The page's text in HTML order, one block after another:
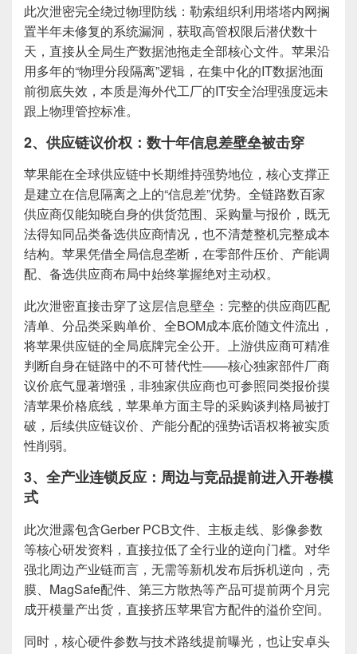
此次泄密完全绕过物理防线：勒索组织利用塔塔内网搁
置半年未修复的系统漏洞，获取高管权限后潜伏数十
天，直接从全局生产数据池拖走全部核心文件。苹果沿
用多年的“物理分段隔离”逻辑，在集中化的IT数据池面
前彻底失效，本质是海外代工厂的IT安全治理强度远未
跟上物理管控标准。
2、供应链议价权：数十年信息差壁垒被击穿
苹果能在全球供应链中长期维持强势地位，核心支撑正
是建立在信息隔离之上的“信息差”优势。全链路数百家
供应商仅能知晓自身的供货范围、采购量与报价，既无
法得知同品类备选供应商情况，也不清楚整机完整成本
结构。苹果凭借全局信息垄断，在零部件压价、产能调
配、备选供应商布局中始终掌握绝对主动权。
此次泄密直接击穿了这层信息壁垒：完整的供应商匹配
清单、分品类采购单价、全BOM成本底价随文件流出，
将苹果供应链的全局底牌完全公开。上游供应商可精准
判断自身在链路中的不可替代性——核心独家部件厂商
议价底气显著增强，非独家供应商也可参照同类报价摸
清苹果价格底线，苹果单方面主导的采购谈判格局被打
破，后续供应链议价、产能分配的强势话语权将被实质
性削弱。
3、全产业连锁反应：周边与竞品提前进入开卷模
式
此次泄露包含Gerber PCB文件、主板走线、影像参数
等核心研发资料，直接拉低了全行业的逆向门槛。对华
强北周边产业链而言，无需等新机发布后拆机逆向，壳
膜、MagSafe配件、第三方散热等产品可提前两个月完
成开模量产出货，直接挤压苹果官方配件的溢价空间。
同时，核心硬件参数与技术路线提前曝光，也让安卓头